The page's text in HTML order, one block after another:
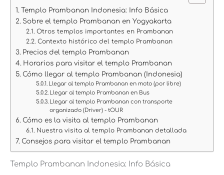
Templo Prambanan Indonesia: Info Básica
Sobre el templo Prambanan en Yogyakarta
Otros templos importantes en Prambanan
Contexto histórico del templo Prambanan
Precios del templo Prambanan
Horarios para visitar el templo Prambanan
Cómo llegar al templo Prambanan (Indonesia)
Llegar al templo Prambanan en moto (por libre)
Llegar al templo Prambanan en Bus
Llegar al templo Prambanan con transporte
organizado (Driver) - tOUR
Cómo es la visita al templo Prambanan
Nuestra visita al templo Prambanan detallada
Consejos para visitar el templo Prambanan
Templo Prambanan Indonesia: Info Básica